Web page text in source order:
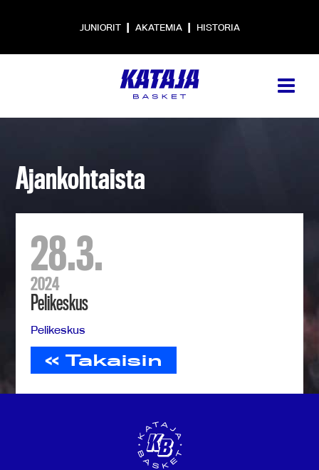
JUNIORIT | AKATEMIA | HISTORIA
Ajankohtaista
28.3.
2024
Pelikeskus
Pelikeskus
« Takaisin